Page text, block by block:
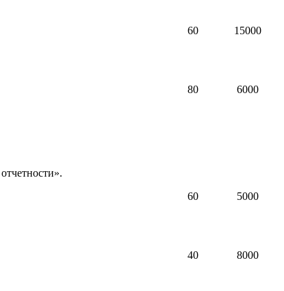
60 15000
80 6000
60 5000
40 8000